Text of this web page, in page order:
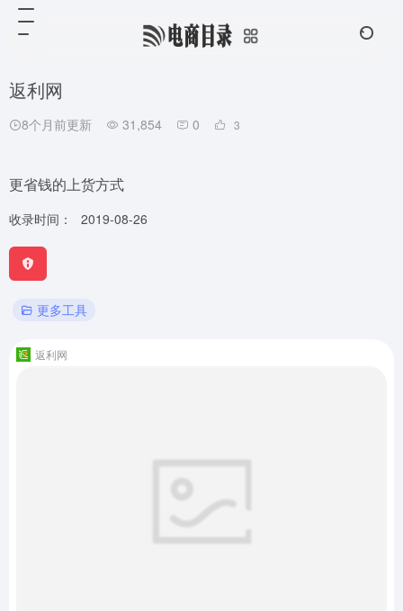
返利网
8个月前更新 31,854 0 3
更省钱的上货方式
收录时间： 2019-08-26
更多工具
返利网